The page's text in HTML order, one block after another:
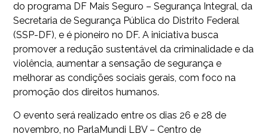
do programa DF Mais Seguro – Segurança Integral, da
Secretaria de Segurança Pública do Distrito Federal
(SSP-DF), e é pioneiro no DF. A iniciativa busca
promover a redução sustentável da criminalidade e da
violência, aumentar a sensação de segurança e
melhorar as condições sociais gerais, com foco na
promoção dos direitos humanos.
O evento será realizado entre os dias 26 e 28 de
novembro, no ParlaMundi LBV – Centro de